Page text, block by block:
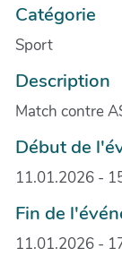
Catégorie
Sport
Description
Match contre
Début de
11.01.2026 -
Fin de
11.01.2026 -